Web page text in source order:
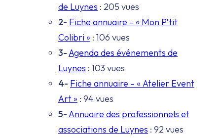
de Luynes : 205 vues
2- Fiche annuaire – « Mon P’tit
Colibri » : 106 vues
3- Agenda des événements de
Luynes : 103 vues
4- Fiche annuaire – « Atelier Event
Art » : 94 vues
5- Annuaire des professionnels et
associations de Luynes : 92 vues